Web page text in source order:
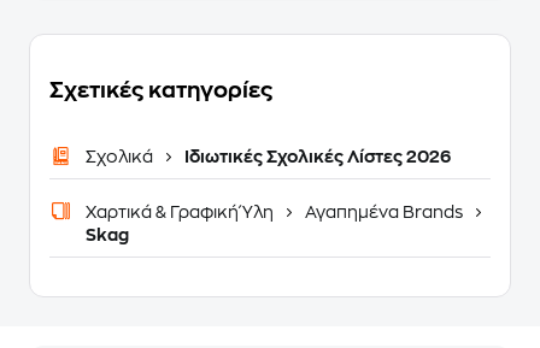
Σχετικές κατηγορίες
Σχολικά Ιδιωτικές Σχολικές Λίστες 2026
Χαρτικά & Γραφική Ύλη
Αγαπημένα Brands
Skag